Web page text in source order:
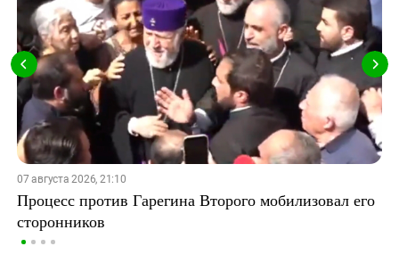
07 августа 2026, 21:10
Процесс против Гарегина Второго мобилизовал его
сторонников